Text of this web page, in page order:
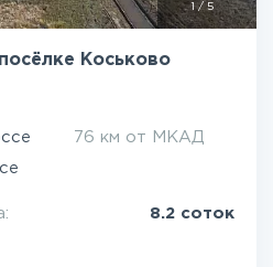
1/ 5
Коськово
76 км от МКАД
8.2 соток